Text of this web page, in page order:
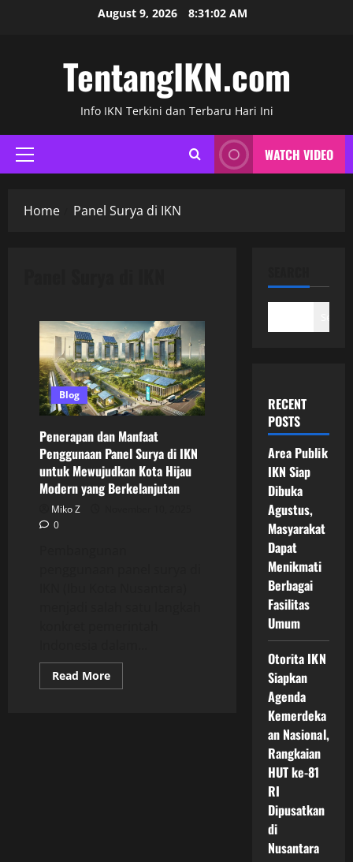
August 9, 2026 8:31:02 AM
TentangIKN.com
Info IKN Terkini dan Terbaru Hari Ini
Primary
Menu
WATCH VIDEO
Home Panel Surya di IKN
Blog
Penerapan dan Manfaat
Penggunaan Panel Surya di IKN
untuk Mewujudkan Kota Hijau
Modern yang Berkelanjutan
Miko Z
0
Read MoreRead
more
RECENT
POSTS
Area Publik
IKN Siap
Dibuka
Agustus,
Masyarakat
Dapat
Menikmati
Berbagai
Fasilitas
Umum
Otorita IKN
Siapkan
Agenda
Kemerdeka
an Nasional,
Rangkaian
HUT ke-81
RI
Dipusatkan
di
Nusantara